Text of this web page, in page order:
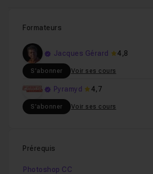
Formateurs
Jacques Gérard 4,8
S'abonner Voir ses cours
Pyramyd 4,7
S'abonner Voir ses cours
Prérequis
Photoshop CC